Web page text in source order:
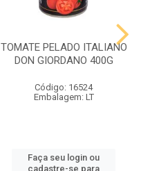
TOMATE PELADO ITALIANO
DON GIORDANO 400G
Código: 16524
Embalagem: LT
Faça seu login ou
cadastre-se para